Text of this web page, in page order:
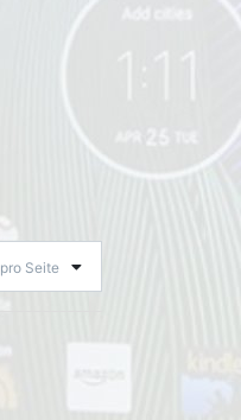
pro Seite